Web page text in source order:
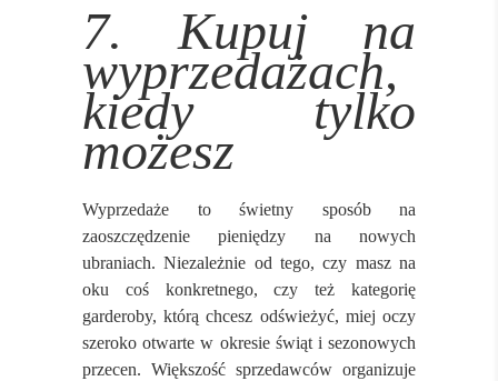
7. Kupuj na
wyprzedażach,
kiedy tylko
możesz
Wyprzedaże to świetny sposób na
zaoszczędzenie pieniędzy na nowych
ubraniach. Niezależnie od tego, czy masz na
oku coś konkretnego, czy też kategorię
garderoby, którą chcesz odświeżyć, miej oczy
szeroko otwarte w okresie świąt i sezonowych
przecen. Większość sprzedawców organizuje